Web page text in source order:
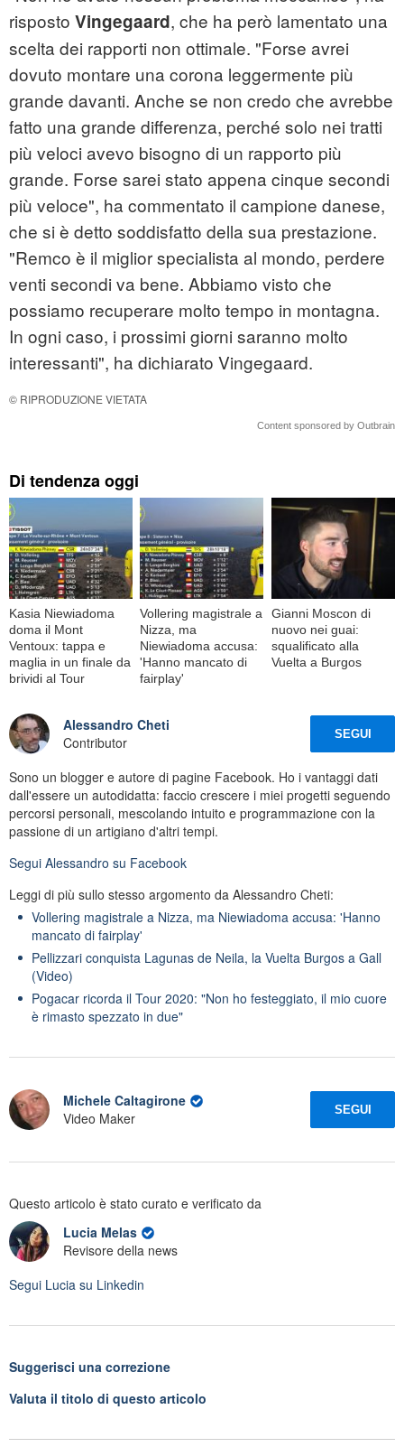
risposto Vingegaard, che ha però lamentato una
scelta dei rapporti non ottimale. "Forse avrei
dovuto montare una corona leggermente più
grande davanti. Anche se non credo che avrebbe
fatto una grande differenza, perché solo nei tratti
più veloci avevo bisogno di un rapporto più
grande. Forse sarei stato appena cinque secondi
più veloce", ha commentato il campione danese,
che si è detto soddisfatto della sua prestazione.
"Remco è il miglior specialista al mondo, perdere
venti secondi va bene. Abbiamo visto che
possiamo recuperare molto tempo in montagna.
In ogni caso, i prossimi giorni saranno molto
interessanti", ha dichiarato Vingegaard.
© RIPRODUZIONE VIETATA
Content sponsored by Outbrain
Di tendenza oggi
Kasia Niewiadoma
doma il Mont
Ventoux: tappa e
maglia in un finale da
brividi al Tour
Vollering magistrale a
Nizza, ma
Niewiadoma accusa:
'Hanno mancato di
fairplay'
Gianni Moscon di
nuovo nei guai:
squalificato alla
Vuelta a Burgos
Alessandro Cheti
Contributor
SEGUI
Sono un blogger e autore di pagine Facebook. Ho i vantaggi dati
dall'essere un autodidatta: faccio crescere i miei progetti seguendo
percorsi personali, mescolando intuito e programmazione con la
passione di un artigiano d'altri tempi.
Segui Alessandro su Facebook
Leggi di più sullo stesso argomento da Alessandro Cheti:
Vollering magistrale a Nizza, ma Niewiadoma accusa: 'Hanno
mancato di fairplay'
Pellizzari conquista Lagunas de Neila, la Vuelta Burgos a Gall
(Video)
Pogacar ricorda il Tour 2020: "Non ho festeggiato, il mio cuore
è rimasto spezzato in due"
Michele Caltagirone
Video Maker
SEGUI
Questo articolo è stato curato e verificato da
Lucia Melas
Revisore della news
Segui Lucia su Linkedin
Suggerisci una correzione
Valuta il titolo di questo articolo